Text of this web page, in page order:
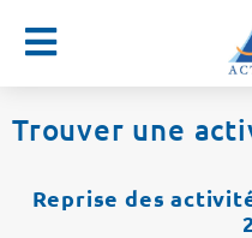
Menu
Trouver une
Reprise des